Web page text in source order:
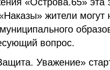
жители могут
вопрос.
Уважение»